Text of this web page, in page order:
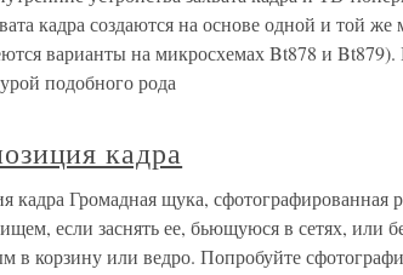
кадра создаются на основе одной и той
варианты на микросхемах Bt878 и
подобного рода
кадра
кадра Громадная щука, сфотографированная
если заснять ее, бьющуюся в сетях, или
в корзину или ведро. Попробуйте